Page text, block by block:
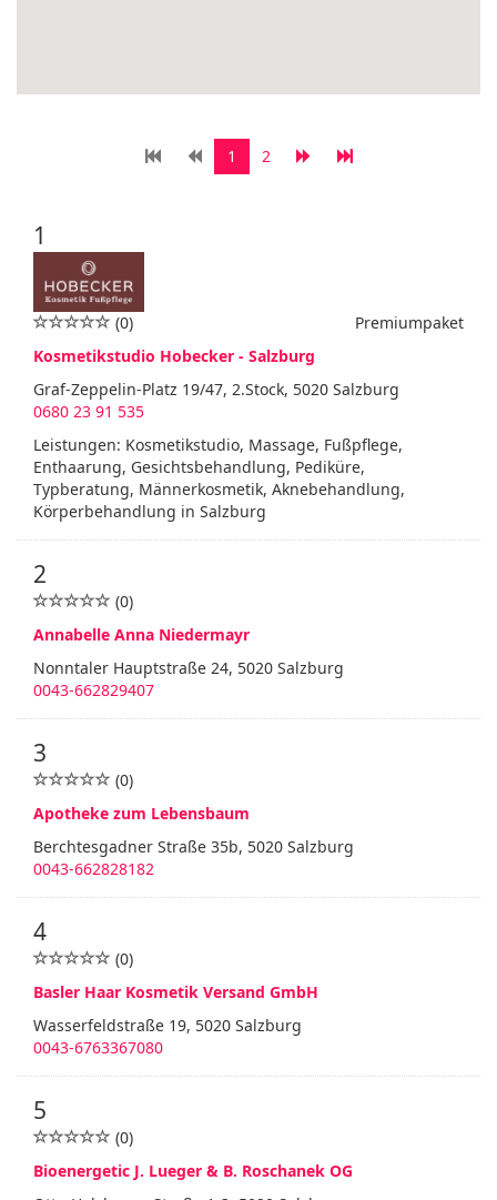
1 2
1
Premiumpaket
(0)
Kosmetikstudio Hobecker - Salzburg
Graf-Zeppelin-Platz 19/47, 2.Stock, 5020 Salzburg
0680 23 91 535
Leistungen: Kosmetikstudio, Massage, Fußpflege,
Enthaarung, Gesichtsbehandlung, Pediküre,
Typberatung, Männerkosmetik, Aknebehandlung,
Körperbehandlung in Salzburg
2
(0)
Annabelle Anna Niedermayr
Nonntaler Hauptstraße 24, 5020 Salzburg
0043-662829407
3
(0)
Apotheke zum Lebensbaum
Berchtesgadner Straße 35b, 5020 Salzburg
0043-662828182
4
(0)
Basler Haar Kosmetik Versand GmbH
Wasserfeldstraße 19, 5020 Salzburg
0043-6763367080
5
(0)
Bioenergetic J. Lueger & B. Roschanek OG